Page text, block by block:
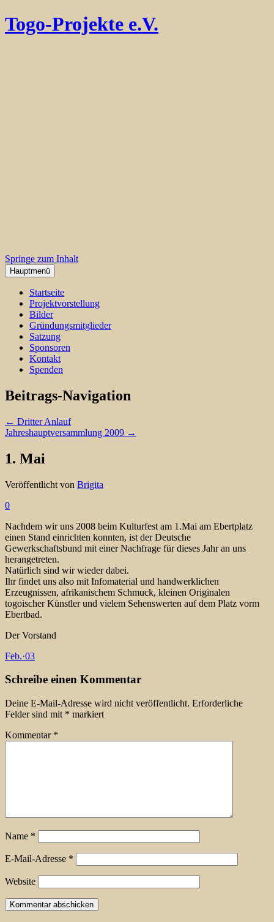
Togo-Projekte e.V.
Springe zum Inhalt
Hauptmenü
Startseite
Projektvorstellung
Bilder
Gründungsmitglieder
Satzung
Sponsoren
Kontakt
Spenden
Beitrags-Navigation
← Dritter Anlauf
Jahreshauptversammlung 2009 →
1. Mai
Veröffentlicht von Brigita
0
Nachdem wir uns 2008 beim Kulturfest am 1.Mai am Ebertplatz
einen Stand einrichten konnten, ist der Deutsche
Gewerkschaftsbund mit einer Nachfrage für dieses Jahr an uns
herangetreten.
Natürlich sind wir wieder dabei.
Ihr findet uns also mit Infomaterial und handwerklichen
Erzeugnissen, afrikanischem Schmuck, kleinen Originalen
togoischer Künstler und vielem Sehenswerten auf dem Platz vorm
Ebertbad.
Der Vorstand
Feb.·03
Schreibe einen Kommentar
Deine E-Mail-Adresse wird nicht veröffentlicht. Erforderliche
Felder sind mit * markiert
Kommentar *
Name *
E-Mail-Adresse *
Website